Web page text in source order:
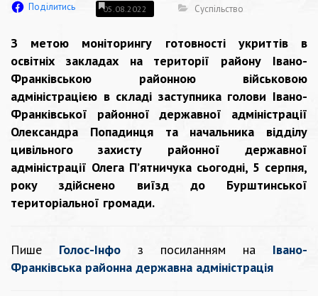
Поділитись 05.08.2022 Суспільство
З метою моніторингу готовності укриттів в
освітніх закладах на території району Івано-
Франківською районною військовою
адміністрацією в складі заступника голови Івано-
Франківської районної державної адміністрації
Олександра Попадинця та начальника відділу
цивільного захисту районної державної
адміністрації Олега П’ятничука сьогодні, 5 серпня,
року здійснено виїзд до Бурштинської
територіальної громади.
Пише Голос-Інфо з посиланням на Івано-
Франківська районна державна адміністрація